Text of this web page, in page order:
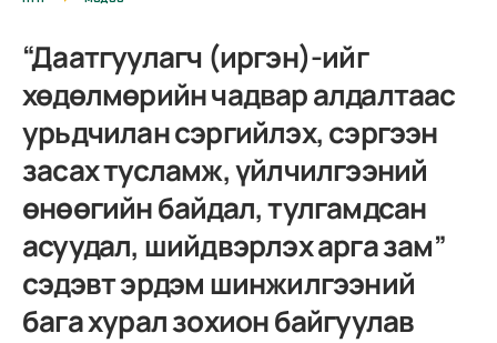
“Даатгуулагч (иргэн)-ийг
хөдөлмөрийн чадвар алдалтаас
урьдчилан сэргийлэх, сэргээн
засах тусламж, үйлчилгээний
өнөөгийн байдал, тулгамдсан
асуудал, шийдвэрлэх арга зам”
сэдэвт эрдэм шинжилгээний
бага хурал зохион байгуулав